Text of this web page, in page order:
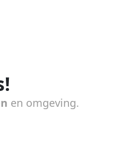
en omgeving.